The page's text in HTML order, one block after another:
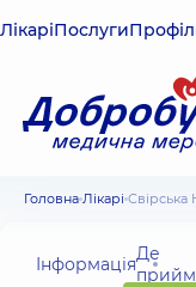
ЛікаріПослуги
Головна Лікарі
ІнформаціяДе